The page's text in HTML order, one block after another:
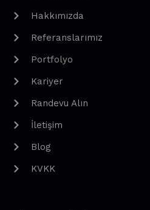
Hakkımızda
Referanslarımız
Portfolyo
Kariyer
Randevu Alın
İletişim
Blog
KVKK